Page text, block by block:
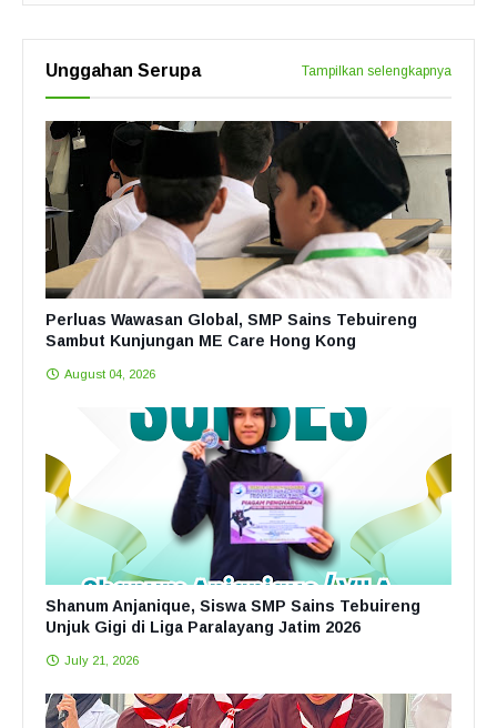
Unggahan Serupa Tampilkan selengkapnya
Perluas Wawasan Global, SMP Sains Tebuireng
Sambut Kunjungan ME Care Hong Kong
August 04, 2026
Shanum Anjanique, Siswa SMP Sains Tebuireng
Unjuk Gigi di Liga Paralayang Jatim 2026
July 21, 2026